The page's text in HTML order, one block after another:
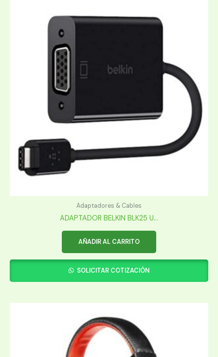
Adaptadores & Cables
ADAPTADOR BELKIN BLK25 U...
AÑADIR AL CARRITO
SOLICITAR COTIZACIÓN